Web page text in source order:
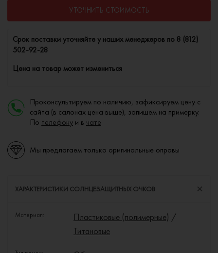
УТОЧНИТЬ СТОИМОСТЬ
Cрок поставки уточняйте у наших менеджеров по 8 (812)
502-92-28
Цена на товар может измениться
Проконсультируем по наличию, зафиксируем цену с
сайта (в салонах цена выше), запишем на примерку.
По телефону и в чате
Мы предлагаем только оригинальные оправы
ХАРАКТЕРИСТИКИ СОЛНЦЕЗАЩИТНЫХ ОЧКОВ
Материал: Пластиковые (полимерные) /
Титановые